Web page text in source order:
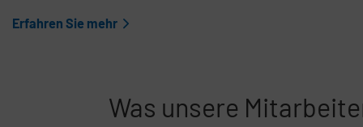
Erfahren Sie mehr